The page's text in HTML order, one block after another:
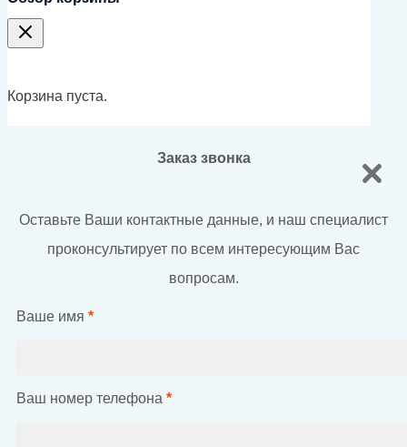
Корзина пуста.
Заказ звонка
Оставьте Ваши контактные данные, и наш специалист
проконсультирует по всем интересующим Вас
вопросам.
Ваше имя *
Ваш номер телефона *